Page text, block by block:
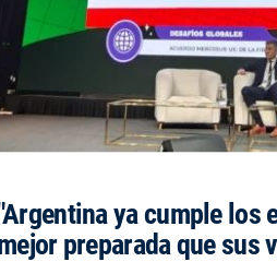
ya cumple los
preparada que sus